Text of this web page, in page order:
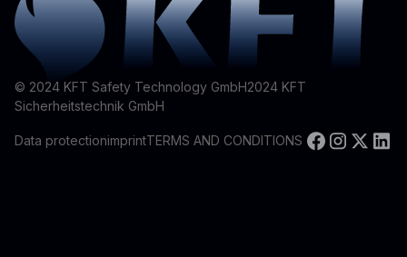
© 2024 KFT Safety Technology GmbH2024 KFT
Sicherheitstechnik GmbH
Data protectionimprintTERMS AND CONDITIONS